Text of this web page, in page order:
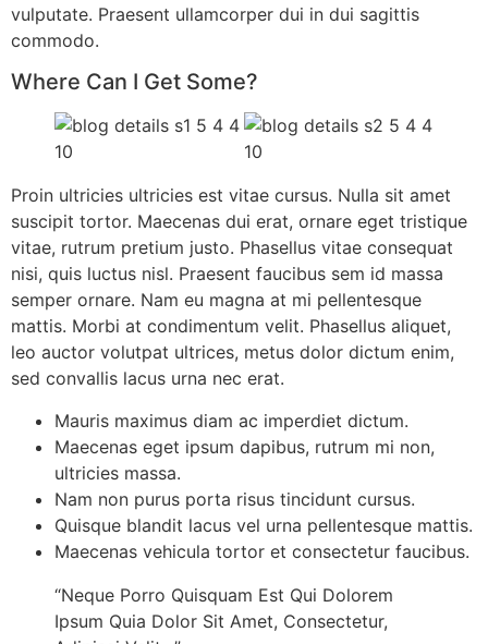
vulputate. Praesent ullamcorper dui in dui sagittis
commodo.
Where Can I Get Some?
Proin ultricies ultricies est vitae cursus. Nulla sit amet
suscipit tortor. Maecenas dui erat, ornare eget tristique
vitae, rutrum pretium justo. Phasellus vitae consequat
nisi, quis luctus nisl. Praesent faucibus sem id massa
semper ornare. Nam eu magna at mi pellentesque
mattis. Morbi at condimentum velit. Phasellus aliquet,
leo auctor volutpat ultrices, metus dolor dictum enim,
sed convallis lacus urna nec erat.
Mauris maximus diam ac imperdiet dictum.
Maecenas eget ipsum dapibus, rutrum mi non,
ultricies massa.
Nam non purus porta risus tincidunt cursus.
Quisque blandit lacus vel urna pellentesque mattis.
Maecenas vehicula tortor et consectetur faucibus.
“Neque Porro Quisquam Est Qui Dolorem
Ipsum Quia Dolor Sit Amet, Consectetur,